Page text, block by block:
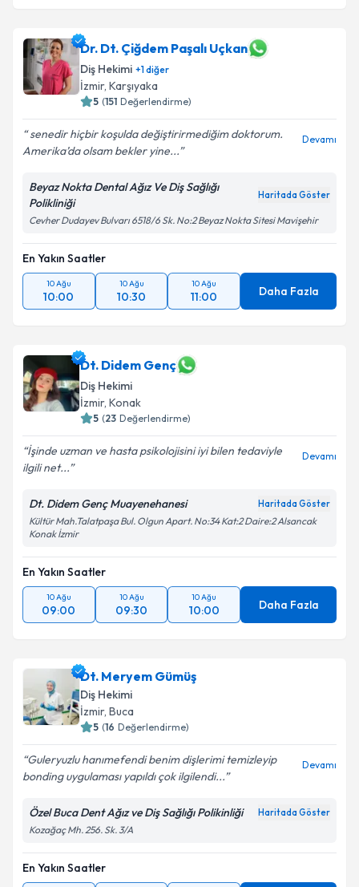
Dr. Dt. Çiğdem Paşalı Uçkan
Diş Hekimi +1diğer
İzmir, Karşıyaka
5 (151 Değerlendirme)
senedir hiçbir koşulda değiştirirmediğim doktorum.
Amerika’da olsam bekler yine...
Devamı
Beyaz Nokta Dental Ağız Ve Diş Sağlığı
Polikliniği
Haritada Göster
Cevher Dudayev Bulvarı 6518/6 Sk. No:2 Beyaz Nokta Sitesi Mavişehir
En Yakın Saatler
10 Ağu
10:00
10 Ağu
10:30
10 Ağu
11:00 Daha Fazla
Dt. Didem Genç
Diş Hekimi
İzmir, Konak
5 (23 Değerlendirme)
İşinde uzman ve hasta psikolojisini iyi bilen tedaviyle
ilgili net...
Devamı
Dt. Didem Genç Muayenehanesi Haritada Göster
Kültür Mah.Talatpaşa Bul. Olgun Apart. No:34 Kat:2 Daire:2 Alsancak
Konak İzmir
En Yakın Saatler
10 Ağu
09:00
10 Ağu
09:30
10 Ağu
10:00 Daha Fazla
Dt. Meryem Gümüş
Diş Hekimi
İzmir, Buca
5 (16 Değerlendirme)
Guleryuzlu hanımefendi benim dişlerimi temizleyip
bonding uygulaması yapıldı çok ilgilendi...
Devamı
Özel Buca Dent Ağız ve Diş Sağlığı Polikinliği Haritada Göster
Kozağaç Mh. 256. Sk. 3/A
En Yakın Saatler